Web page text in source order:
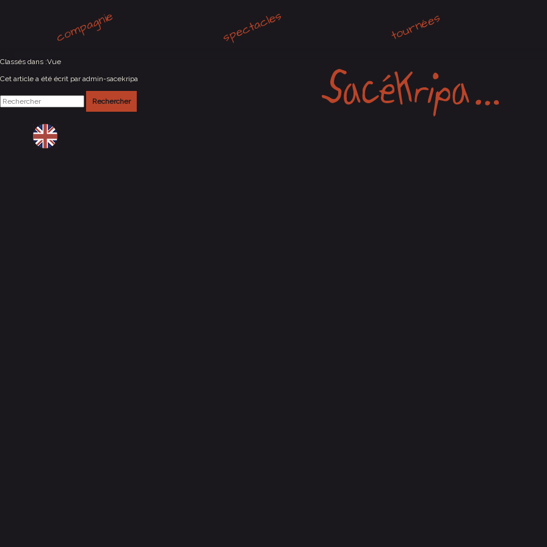
compagnie spectacles tournées
Allonnes (72)
Classés dans :Vue
Cet article a été écrit par admin-sacekripa
Rechercher